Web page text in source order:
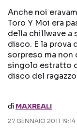
INTERVISTE
GOSSIP E
Anche noi
Toro Y Moi era
della chillwave a
disco. E la prova
sorpreso ma non
singolo estratto
disco del ragazzo
di MAXREALI
27 GENNAIO 2011 19:14